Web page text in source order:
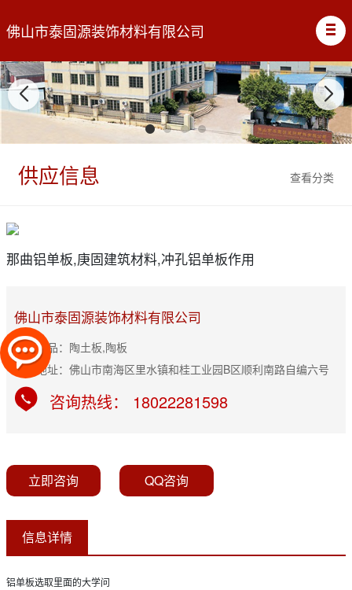
佛山市泰固源装饰材料有限公司
查看分类
供应信息
那曲铝单板,庚固建筑材料,冲孔铝单板作用
佛山市泰固源装饰材料有限公司
主营产品：陶土板,陶板
公司地址：佛山市南海区里水镇和桂工业园B区顺利南路自编六号
咨询热线： 18022281598
立即咨询 QQ咨询
信息详情
铝单板选取里面的大学问